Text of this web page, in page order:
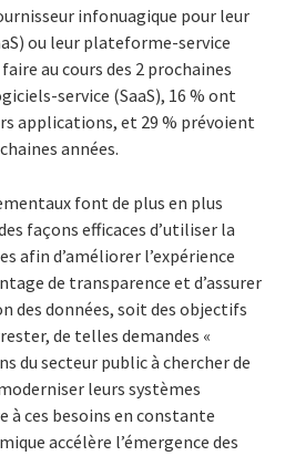
infonuagique pour leur
ou leur plateforme-service
au cours des 2 prochaines
service (SaaS), 16 % ont
applications, et 29 % prévoient
années.
font de plus en plus
façons efficaces d’utiliser la
afin d’améliorer l’expérience
de transparence et d’assurer
des données, soit des objectifs
de telles demandes «
du secteur public à chercher de
leurs systèmes
à ces besoins en constante
accélère l’émergence des